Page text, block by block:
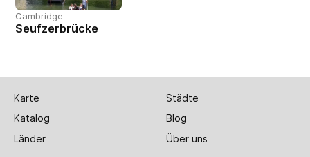
Cambridge
Seufzerbrücke
Karte
Städte
Katalog
Blog
Länder
Über uns